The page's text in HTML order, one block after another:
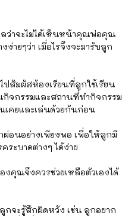
ว่าจะไม่ได้เห็นหน้าคุณพ่อคุณ
ายๆว่า เมื่อไรจึงจะมารับลูก
สัมผัสห้องเรียนที่ลูกใช้เรียน
กิจกรรมและสถานที่ทำกิจกรรม
เคยและเล่นด้วยกันก่อน
อนอย่างเพียงพอ เพื่อให้ลูกมี
ะบาดต่างๆ ได้ง่าย
คุณจึงควรช่วยเหลือตัวเองได้
กจะรู้สึกผิดหวัง เช่น ลูกอยาก